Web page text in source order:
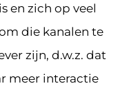
en zich op veel
die kanalen te
zijn, d.w.z. dat
meer interactie